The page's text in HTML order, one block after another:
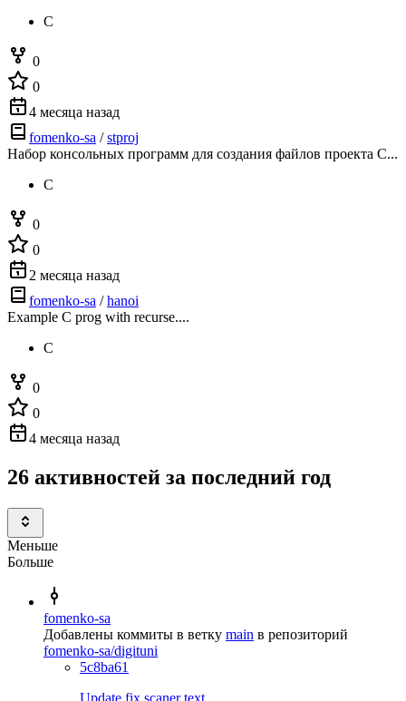
C
0
0
4 месяца назад
fomenko-sa /stproj
Набор консольных программ для создания файлов проекта C...
C
0
0
2 месяца назад
fomenko-sa /hanoi
Example C prog with recurse....
C
0
0
4 месяца назад
26 активностей за последний год
Меньше
Больше
fomenko-sa
Добавлены коммиты в ветку main в репозиторий
fomenko-sa/digituni
5c8ba61
Update fix scaner text.